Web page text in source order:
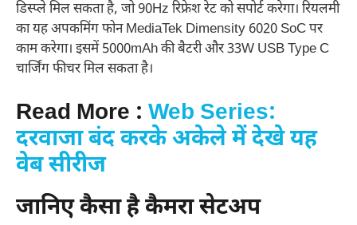
डिस्प्ले मिल सकता है, जो 90Hz रिफ्रेश रेट को सपोर्ट करेगा। रियलमी
का यह अपकमिंग फोन MediaTek Dimensity 6020 SoC पर
काम करेगा। इसमें 5000mAh की बैटरी और 33W USB Type C
चार्जिंग फीचर मिल सकता है।
Read More : Web Series:
दरवाजा बंद करके अकेले में देखे यह
वेब सीरीज
जानिए कैसा है कैमरा सेटअप